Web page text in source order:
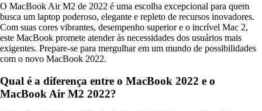
O MacBook Air M2 de 2022 é uma escolha excepcional para quem
busca um laptop poderoso, elegante e repleto de recursos inovadores.
Com suas cores vibrantes, desempenho superior e o incrível Mac 2,
este MacBook promete atender às necessidades dos usuários mais
exigentes. Prepare-se para mergulhar em um mundo de possibilidades
com o novo MacBook 2022.
Qual é a diferença entre o MacBook 2022 e o
MacBook Air M2 2022?